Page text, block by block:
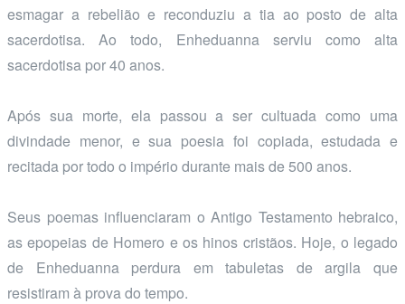
esmagar a rebelião e reconduziu a tia ao posto de alta
sacerdotisa. Ao todo, Enheduanna serviu como alta
sacerdotisa por 40 anos.
Após sua morte, ela passou a ser cultuada como uma
divindade menor, e sua poesia foi copiada, estudada e
recitada por todo o império durante mais de 500 anos.
Seus poemas influenciaram o Antigo Testamento hebraico,
as epopeias de Homero e os hinos cristãos. Hoje, o legado
de Enheduanna perdura em tabuletas de argila que
resistiram à prova do tempo.